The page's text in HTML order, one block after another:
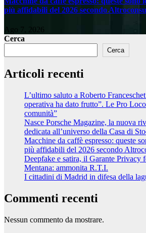
più affidabili del 2026 secondo
Ago 7, 2026
Cerca
Cerca
Articoli recenti
L’ultimo saluto a Roberto
operativa ha dato frutto”. Le Pro
comunità”
Nasce Porsche Magazine, la nuova
dedicata all’universo della Casa di
Macchine da caffè espresso: queste
più affidabili del 2026 secondo
Deepfake e satira, il Garante Privacy
Mentana: ammonita R.T.I.
I cittadini di Madrid in difesa della
Commenti recenti
Nessun commento da mostrare.